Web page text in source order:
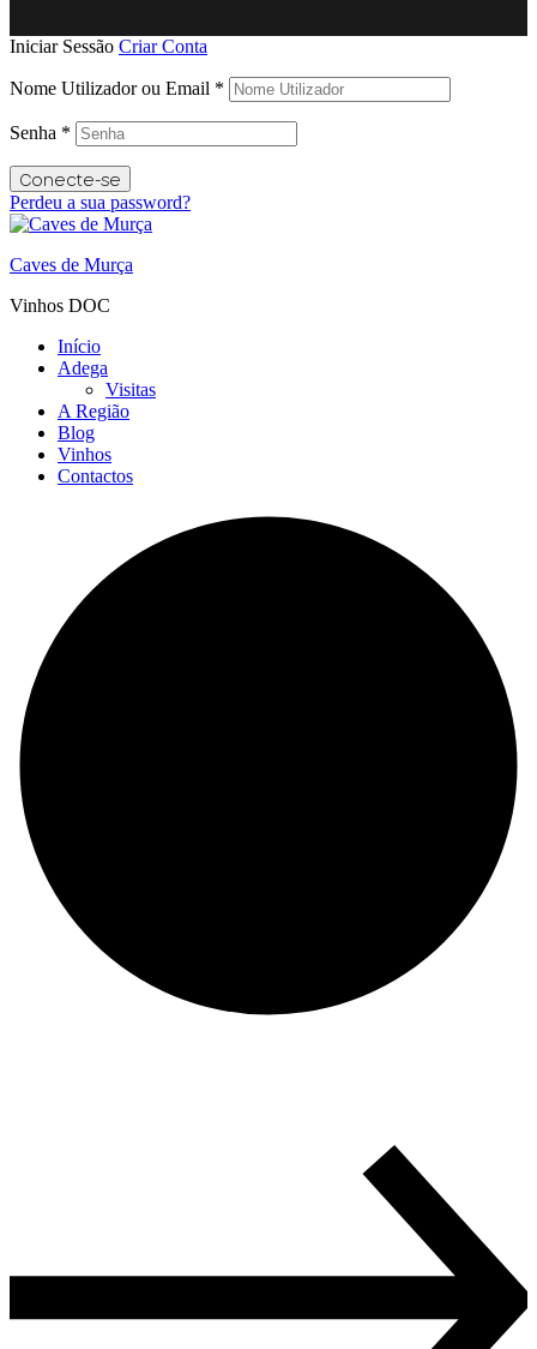
Iniciar Sessão Criar Conta
Nome Utilizador ou Email *
Senha *
Conecte-se
Perdeu a sua password?
Caves de Murça
Vinhos DOC
Início
Adega
Visitas
A Região
Blog
Vinhos
Contactos